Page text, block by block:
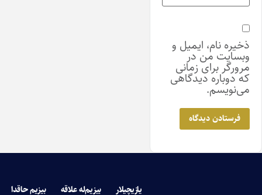
ذخیره نام، ایمیل و
وبسایت من در
مرورگر برای زمانی
که دوباره دیدگاهی
می‌نویسم.
یازیچیلار بیزیم‌له علاقه بیزیم حاقدا